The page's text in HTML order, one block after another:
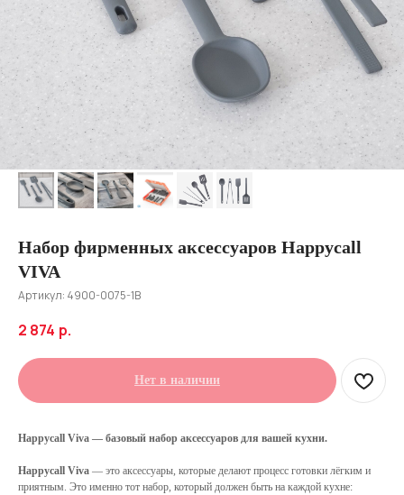
Набор фирменных аксессуаров Happycall
VIVA
Артикул: 4900-0075-1B
2 874 р.
Нет в наличии
Happycall Viva — базовый набор аксессуаров для вашей кухни.
Happycall Viva — это аксессуары, которые делают процесс готовки лёгким и
приятным. Это именно тот набор, который должен быть на каждой кухне: